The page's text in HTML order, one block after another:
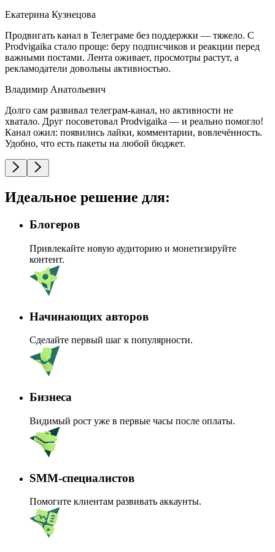
Екатерина Кузнецова
Продвигать канал в Телеграме без поддержки — тяжело. С
Prodvigaika стало проще: беру подписчиков и реакции перед
важными постами. Лента оживает, просмотры растут, а
рекламодатели довольны активностью.
Владимир Анатольевич
Долго сам развивал телеграм-канал, но активности не
хватало. Друг посоветовал Prodvigaika — и реально помогло!
Канал ожил: появились лайки, комментарии, вовлечённость.
Удобно, что есть пакеты на любой бюджет.
Идеальное решение для:
Блогеров
Привлекайте новую аудиторию и монетизируйте
контент.
Начинающих авторов
Сделайте первый шаг к популярности.
Бизнеса
Видимый рост уже в первые часы после оплаты.
SMM-специалистов
Помогите клиентам развивать аккаунты.